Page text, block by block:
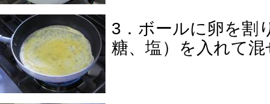
3．ボールに卵を割
糖、塩）を入れて